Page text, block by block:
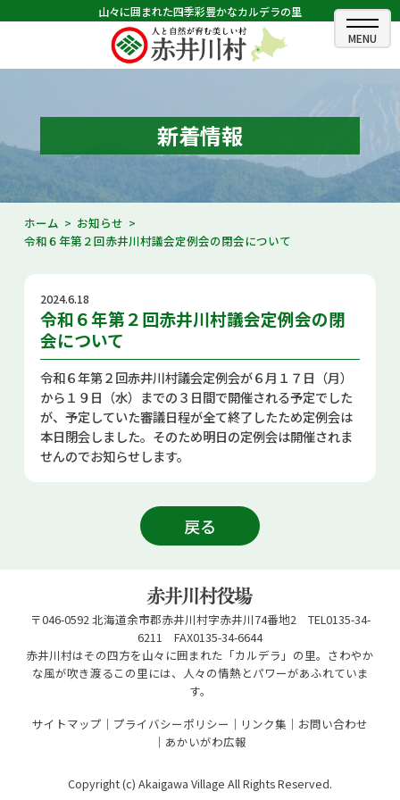
山々に囲まれた四季彩豊かなカルデラの里
ホーム
むらのできごと
むらのプロフィール
くらしの情報
村長室
観光・イベント情報
あかいがわ広報
お問い合せ
Select Language
新着情報
ホーム
お知らせ
令和６年第２回赤井川村議会定例会の閉会について
2024.6.18
令和６年第２回赤井川村議会定例会の閉
会について
令和６年第２回赤井川村議会定例会が６月１７日（月）
から１９日（水）までの３日間で開催される予定でした
が、予定していた審議日程が全て終了したため定例会は
本日閉会しました。そのため明日の定例会は開催されま
せんのでお知らせします。
戻る
〒046-0592 北海道余市郡赤井川村字赤井川74番地2 TEL0135-34-
6211 FAX0135-34-6644
赤井川村はその四方を山々に囲まれた「カルデラ」の里。さわやか
な風が吹き渡るこの里には、人々の情熱とパワーがあふれていま
す。
サイトマップ
プライバシーポリシー リンク集
お問い合わせ
あかいがわ広報
Copyright (c) Akaigawa Village All Rights Reserved.